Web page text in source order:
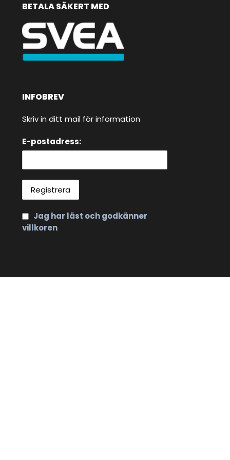
BETALA SÄKERT MED
INFOBREV
Skriv in ditt mail för information
E-postadress:
Jag har läst och godkänner
villkoren